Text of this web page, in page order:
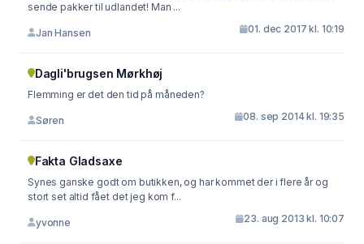
sende pakker til udlandet! Man ...
Jan Hansen 01. dec 2017 kl. 10:19
Dagli'brugsen Mørkhøj
Flemming er det den tid på måneden?
Søren 08. sep 2014 kl. 19:35
Fakta Gladsaxe
Synes ganske godt om butikken, og har kommet der i flere år og
stort set altid fået det jeg kom f...
yvonne 23. aug 2013 kl. 10:07